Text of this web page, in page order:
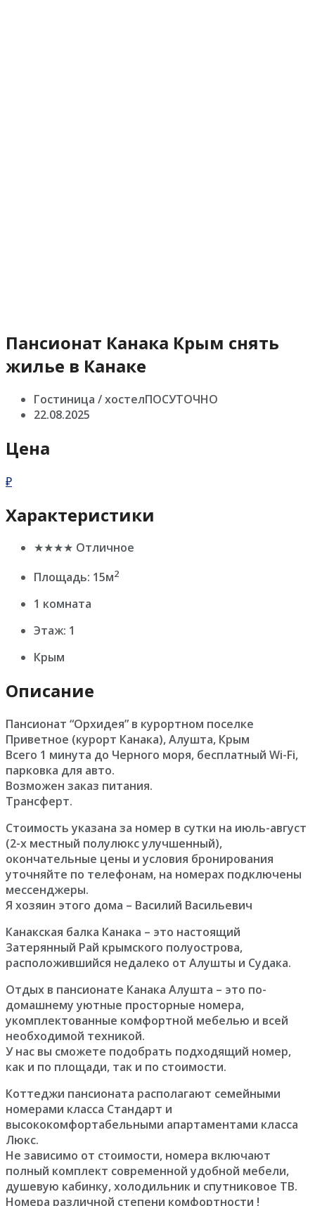
Пансионат Канака Крым снять
жилье в Канаке
Гостиница / хостелПОСУТОЧНО
22.08.2025
Цена
₽
Характеристики
★★★★ Отличное
Площадь: 15м2
1 комната
Этаж: 1
Крым
Описание
Пансионат “Орхидея” в курортном поселке
Приветное (курорт Канака), Алушта, Крым
Всего 1 минута до Черного моря, бесплатный Wi-Fi,
парковка для авто.
Возможен заказ питания.
Трансферт.
Стоимость указана за номер в сутки на июль-август
(2-х местный полулюкс улучшенный),
окончательные цены и условия бронирования
уточняйте по телефонам, на номерах подключены
мессенджеры.
Я хозяин этого дома – Василий Васильевич
Канакская балка Канака – это настоящий
Затерянный Рай крымского полуострова,
расположившийся недалеко от Алушты и Судака.
Отдых в пансионате Канака Алушта – это по-
домашнему уютные просторные номера,
укомплектованные комфортной мебелью и всей
необходимой техникой.
У нас вы сможете подобрать подходящий номер,
как и по площади, так и по стоимости.
Коттеджи пансионата располагают семейными
номерами класса Стандарт и
высококомфортабельными апартаментами класса
Люкс.
Не зависимо от стоимости, номера включают
полный комплект современной удобной мебели,
душевую кабинку, холодильник и спутниковое ТВ.
Номера различной степени комфортности !